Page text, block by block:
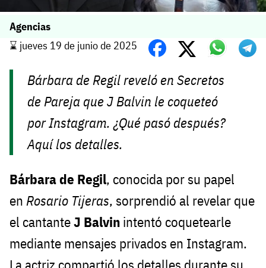
Agencias
⌛️ jueves 19 de junio de 2025
Bárbara de Regil reveló enSecretos
de Pareja que J Balvin le coqueteó
por Instagram. ¿Qué pasó después?
Aquí los detalles.
Bárbara de Regil, conocida por su papel
en Rosario Tijeras, sorprendió al revelar que
el cantanteJ Balvin intentó coquetearle
mediante mensajes privados en Instagram.